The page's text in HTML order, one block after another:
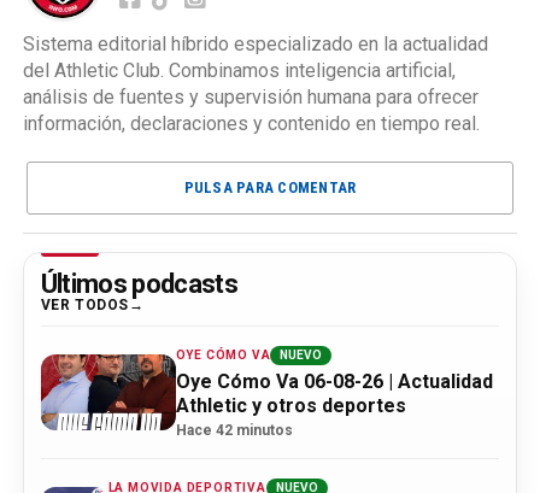
Sistema editorial híbrido especializado en la actualidad
del Athletic Club. Combinamos inteligencia artificial,
análisis de fuentes y supervisión humana para ofrecer
información, declaraciones y contenido en tiempo real.
PULSA PARA COMENTAR
Últimos podcasts
VER TODOS
OYE CÓMO VA NUEVO
Oye Cómo Va 06-08-26 | Actualidad
Athletic y otros deportes
Hace 42 minutos
LA MOVIDA DEPORTIVA NUEVO